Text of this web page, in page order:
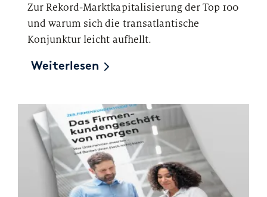
Zur Rekord-Marktkapitalisierung der Top 100
und warum sich die transatlantische
Konjunktur leicht aufhellt.
Weiterlesen